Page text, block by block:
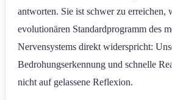
antworten. Sie ist schwer zu erreichen,
evolutionären Standardprogramm des
Nervensystems direkt widerspricht:
Bedrohungserkennung und schnelle
nicht auf gelassene Reflexion.